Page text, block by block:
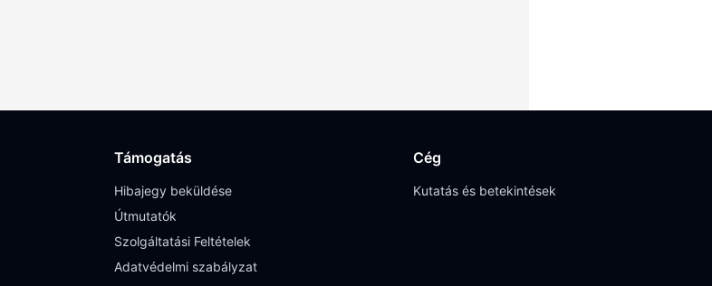
Támogatás
Hibajegy beküldése
Útmutatók
Szolgáltatási Feltételek
Adatvédelmi szabályzat
Cég
Kutatás és betekintések